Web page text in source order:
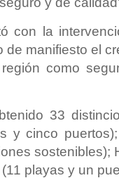
con la
manifiesto el
como
33
y cinco
sostenibles);
playas y un